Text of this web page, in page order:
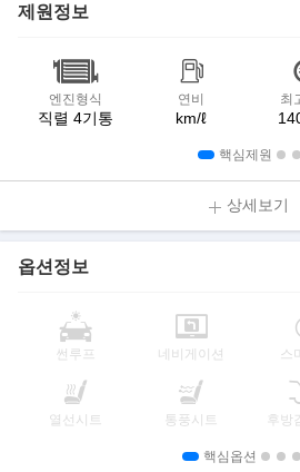
제원정보
엔진형식
직렬 4기통
연비
km/ℓ
최
핵심제원
상세보기
옵션정보
썬루프 네비게이션 스
열선시트 통풍시트 후방
핵심옵션